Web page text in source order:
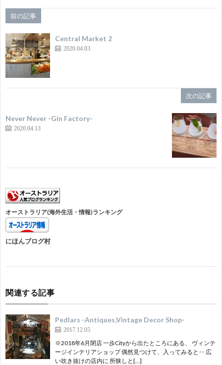
前の記事
Central Market 2
2020.04.03
次の記事
Never Never -Gin Factory-
2020.04.13
オーストラリア(海外生活・情報)ランキング
にほんブログ村
関連する記事
Pedlars -Antiques,Vintage Decor Shop-
2017.12.05
※2018年6月閉店 一歩Cityから出たところにある、 ヴィンテ
ージインテリアショップ 偶然見つけて、入ってみると‥ 広
い吹き抜けの店内に 所狭しと[…]